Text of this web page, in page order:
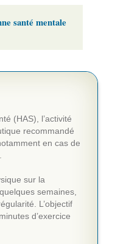
santé mentale
(HAS), l’activité
recommandé
en cas de
sur la
semaines,
L’objectif
d’exercice